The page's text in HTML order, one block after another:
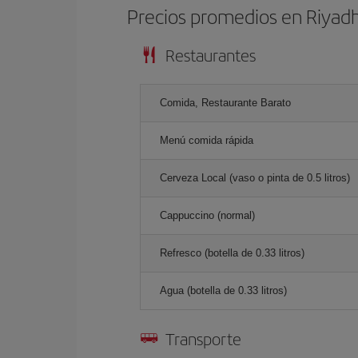
Precios promedios en
Restaurantes
Comida, Restaurante Barato
Menú comida rápida
Cerveza Local (vaso o pinta de 0.5 litros)
Cappuccino (normal)
Refresco (botella de 0.33 litros)
Agua (botella de 0.33 litros)
Transporte